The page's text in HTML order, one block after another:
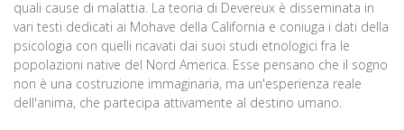
quali cause di malattia. La teoria di Devereux è disseminata in
vari testi dedicati ai Mohave della California e coniuga i dati della
psicologia con quelli ricavati dai suoi studi etnologici fra le
popolazioni native del Nord America. Esse pensano che il sogno
non è una costruzione immaginaria, ma un'esperienza reale
dell'anima, che partecipa attivamente al destino umano.